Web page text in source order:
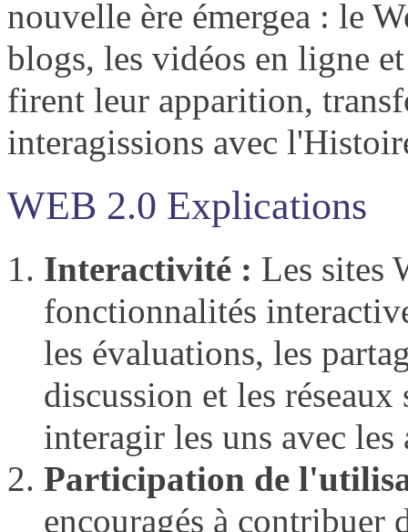
nouvelle ère émergea : le
blogs, les vidéos en ligne
firent leur apparition,
interagissions avec
WEB 2.0 Explications
Interactivité : Les sites
fonctionnalités
les évaluations, les
discussion et les
interagir les uns avec
Participation de
encouragés à contribuer